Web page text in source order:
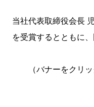
当社代表取締役会長
を受賞するとともに
（バナーをクリ